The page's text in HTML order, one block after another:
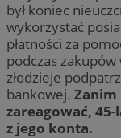
był koniec
wykorzystać
płatności za
podczas
złodzieje
bankowej. Zanim
zareagować,
z jego konta.